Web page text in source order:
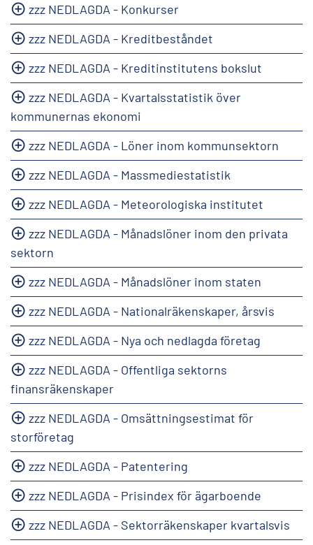
zzz NEDLAGDA - Konkurser
zzz NEDLAGDA - Kreditbeståndet
zzz NEDLAGDA - Kreditinstitutens bokslut
zzz NEDLAGDA - Kvartalsstatistik över
kommunernas ekonomi
zzz NEDLAGDA - Löner inom kommunsektorn
zzz NEDLAGDA - Massmediestatistik
zzz NEDLAGDA - Meteorologiska institutet
zzz NEDLAGDA - Månadslöner inom den privata
sektorn
zzz NEDLAGDA - Månadslöner inom staten
zzz NEDLAGDA - Nationalräkenskaper, årsvis
zzz NEDLAGDA - Nya och nedlagda företag
zzz NEDLAGDA - Offentliga sektorns
finansräkenskaper
zzz NEDLAGDA - Omsättningsestimat för
storföretag
zzz NEDLAGDA - Patentering
zzz NEDLAGDA - Prisindex för ägarboende
zzz NEDLAGDA - Sektorräkenskaper kvartalsvis